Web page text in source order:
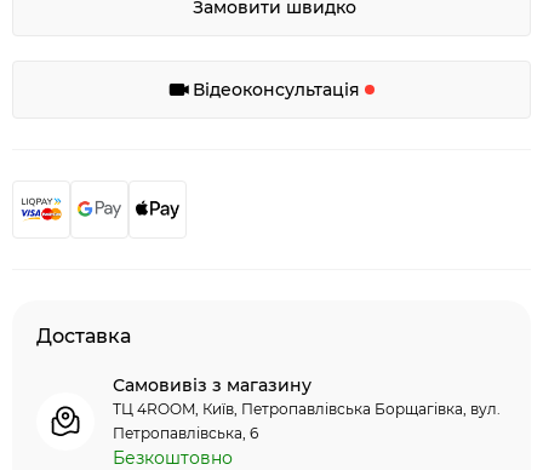
Замовити швидко
Відеоконсультація
Доставка
Самовивіз з магазину
ТЦ 4ROOM, Київ, Петропавлівська Борщагівка, вул.
Петропавлівська, 6
Безкоштовно